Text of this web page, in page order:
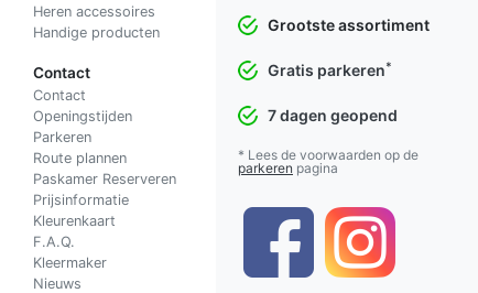
Heren accessoires
Handige producten
Contact
Contact
Openingstijden
Parkeren
Route plannen
Paskamer Reserveren
Prijsinformatie
Kleurenkaart
F.A.Q.
Kleermaker
Nieuws
Grootste assortiment
Gratis parkeren*
7 dagen geopend
* Lees de voorwaarden op de
parkeren pagina